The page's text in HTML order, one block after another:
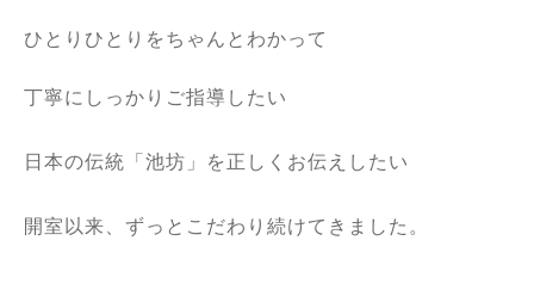
ひとりひとりをちゃんとわかって
丁寧にしっかりご指導したい
日本の伝統「池坊」を正しくお伝えしたい
開室以来、ずっとこだわり続けてきました。